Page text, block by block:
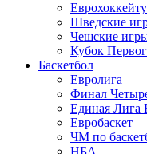
Шведские
Чешские
Кубок
Баскетбол
Евролига
Финал
Единая Лига
Евробаскет
ЧМ по
НБА